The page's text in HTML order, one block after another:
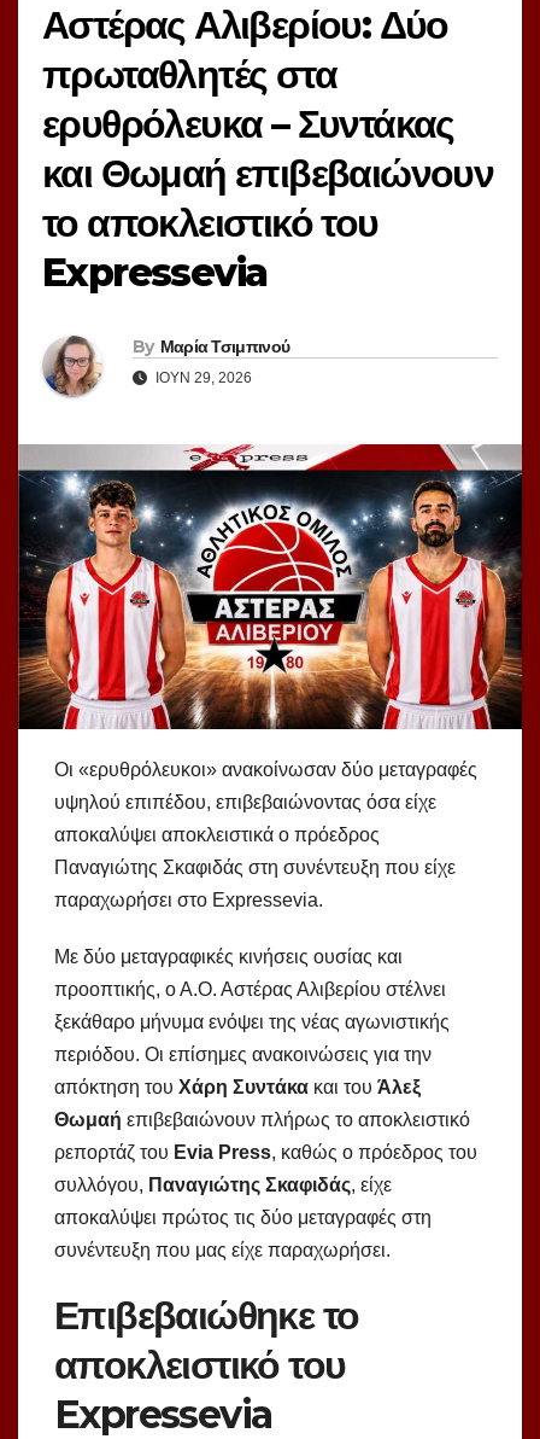
Αστέρας Αλιβερίου: Δύο
πρωταθλητές στα
ερυθρόλευκα – Συντάκας
και Θωμαή επιβεβαιώνουν
το αποκλειστικό του
Expressevia
By Μαρία Τσιμπινού
ΙΟΎΝ 29, 2026
Οι «ερυθρόλευκοι» ανακοίνωσαν δύο μεταγραφές
υψηλού επιπέδου, επιβεβαιώνοντας όσα είχε
αποκαλύψει αποκλειστικά ο πρόεδρος
Παναγιώτης Σκαφιδάς στη συνέντευξη που είχε
παραχωρήσει στο Expressevia.
Με δύο μεταγραφικές κινήσεις ουσίας και
προοπτικής, ο Α.Ο. Αστέρας Αλιβερίου στέλνει
ξεκάθαρο μήνυμα ενόψει της νέας αγωνιστικής
περιόδου. Οι επίσημες ανακοινώσεις για την
απόκτηση του Χάρη Συντάκα και του Άλεξ
Θωμαή επιβεβαιώνουν πλήρως το αποκλειστικό
ρεπορτάζ του Evia Press, καθώς ο πρόεδρος του
συλλόγου, Παναγιώτης Σκαφιδάς, είχε
αποκαλύψει πρώτος τις δύο μεταγραφές στη
συνέντευξη που μας είχε παραχωρήσει.
Επιβεβαιώθηκε το
αποκλειστικό του
Expressevia